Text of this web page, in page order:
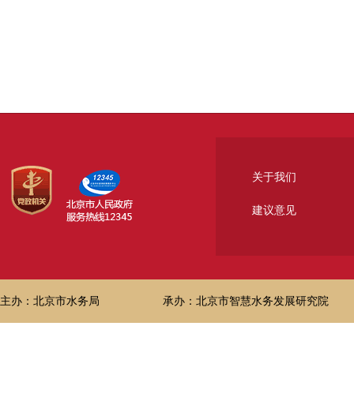
关于我们
建议意见
主办：北京市水务局 承办：北京市智慧水务发展研究院